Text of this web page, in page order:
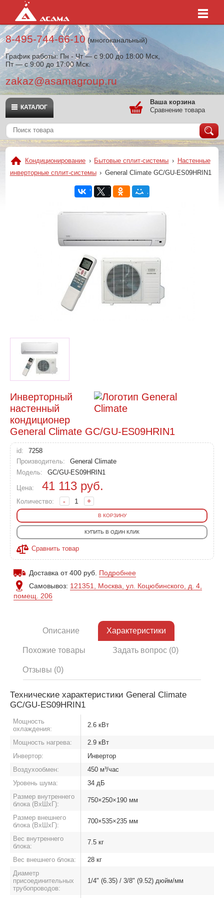
8-495-744-66-10(многоканальный)
График работы: Пн - Чт — с 9:00 до 18:00 Мск,
Пт — с 9:00 до 17:00 Мск.
zakaz@asamagroup.ru
КАТАЛОГ
Ваша корзина
Сравнение товара
Кондиционирование › Бытовые сплит-системы ›
Настенные
инверторные сплит-системы › General Climate GC/GU-ES09HRIN1
Инверторный
настенный
кондиционер
General Climate GC/GU-ES09HRIN1
id:
7258
Производитель:
General Climate
Модель:
GC/GU-ES09HRIN1
Цена: 41 113руб.
Количество: - +
В КОРЗИНУ
КУПИТЬ В ОДИН КЛИК
Сравнить товар
Доставка от 400 руб. Подробнее
Самовывоз: 121351, Москва, ул. Коцюбинского, д. 4,
помещ. 206
Описание Характеристики
Похожие товары Задать вопрос (0)
Отзывы (0)
Технические характеристики General Climate
GC/GU-ES09HRIN1
Мощность
охлаждения:
2.6 кВт
Мощность нагрева:
2.9 кВт
Инвертор:
Инвертор
Воздухообмен:
450 м³/час
Уровень шума:
34 дБ
Размер внутреннего
блока (ВхШхГ):
750×250×190 мм
Размер внешнего
блока (ВхШхГ):
700×535×235 мм
Вес внутреннего
блока:
7.5 кг
Вес внешнего блока:
28 кг
Диаметр
присоединительных
трубопроводов:
1/4" (6.35) / 3/8" (9.52) дюйм/мм